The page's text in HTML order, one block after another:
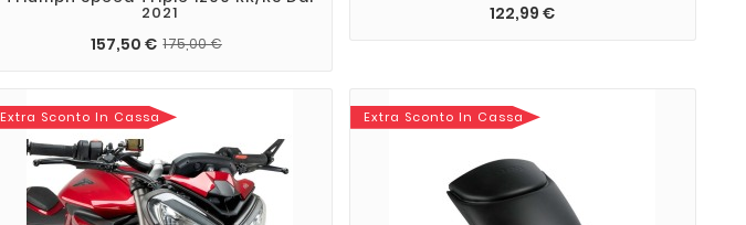
2021
157,50 € 175,00 €
122,99 €
Extra Sconto In Cassa Extra Sconto In Cassa